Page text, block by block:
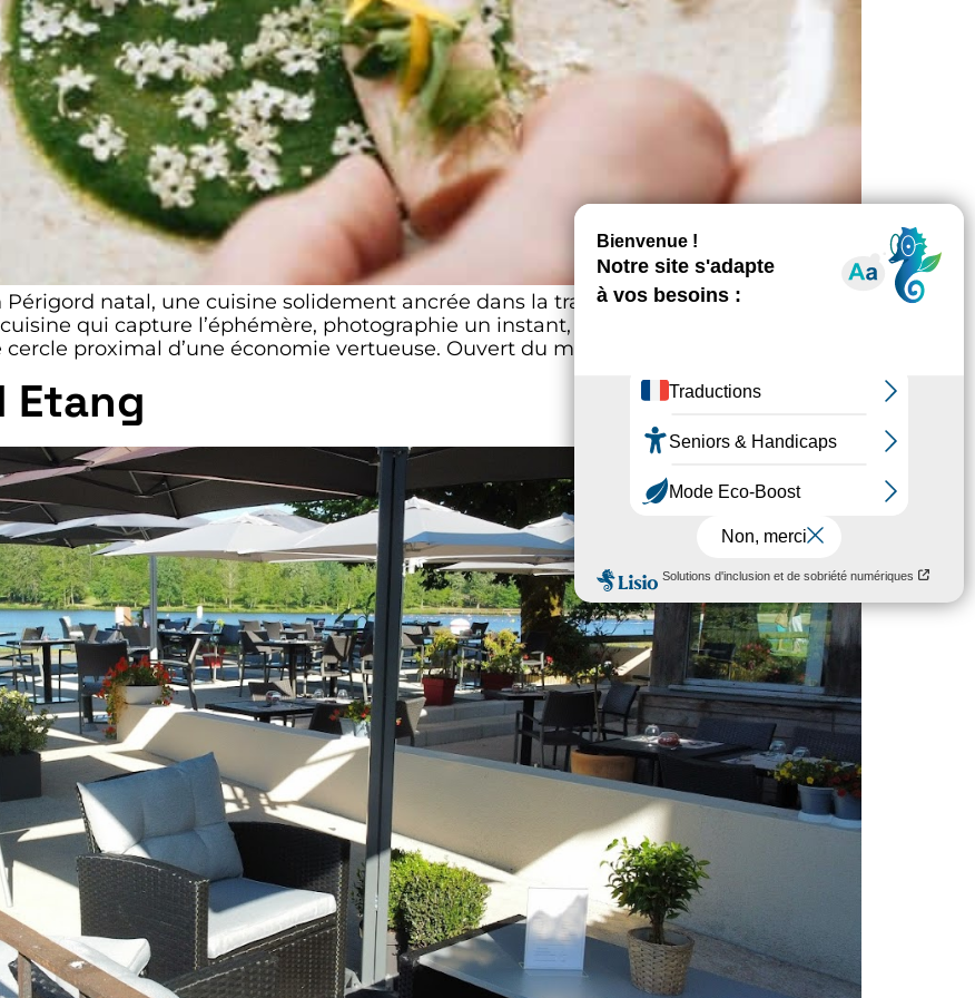
natal, une cuisine solidement ancrée dans la tradition, à la fois intuitive et
qui capture l’éphémère, photographie un instant, une émotion. Les produits
proximal d’une économie vertueuse. Ouvert du mercredi au samedi de […]
Etang